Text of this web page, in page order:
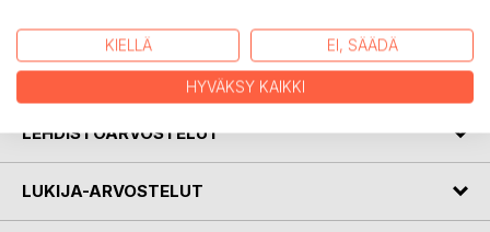
KIRJAILIJA
LEHDISTÖARVOSTELUT
LUKIJA-ARVOSTELUT
KIELLÄ EI, SÄÄDÄ
HYVÄKSY KAIKKI